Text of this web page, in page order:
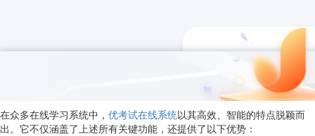
在众多在线学习系统中， 优考试在线系统以其高效、智能的特点脱颖而
出。它不仅涵盖了上述所有关键功能，还提供了以下优势：